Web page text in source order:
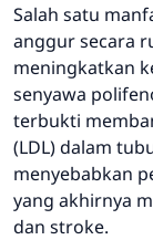
Salah satu
anggur secara
meningkatkan
senyawa
terbukti
(LDL) dalam
menyebabkan
yang akhirnya
dan stroke.